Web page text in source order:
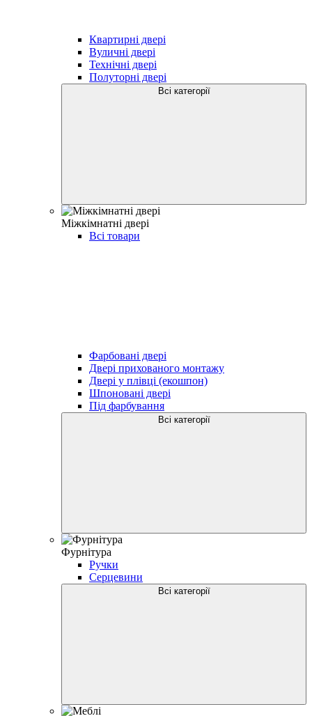
Квартирні двері
Вуличні двері
Технічні двері
Полуторні двері
Всі категорії
Міжкімнатні двері
Всі товари
Фарбовані двері
Двері прихованого монтажу
Двері у плівці (екошпон)
Шпоновані двері
Під фарбування
Всі категорії
Фурнітура
Ручки
Серцевини
Всі категорії